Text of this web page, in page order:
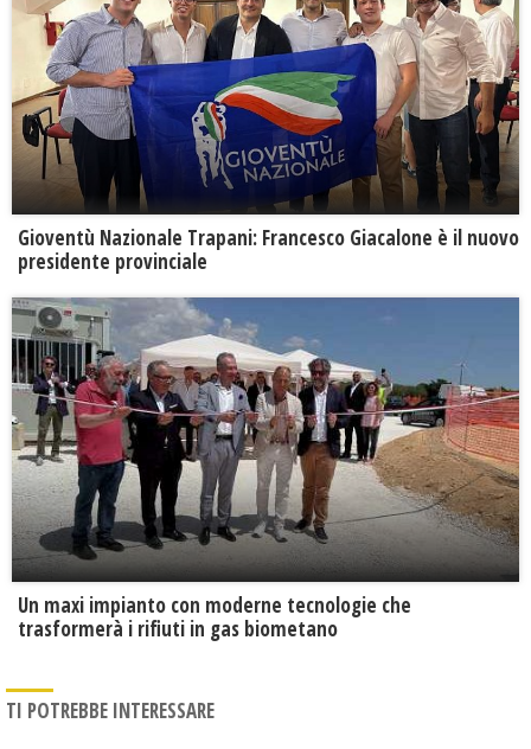
Gioventù Nazionale Trapani: Francesco Giacalone è il nuovo
presidente provinciale
Un maxi impianto con moderne tecnologie che
trasformerà i rifiuti in gas biometano
TI POTREBBE INTERESSARE